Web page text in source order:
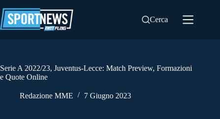
al
contenuto
Cerca
Serie A 2022/23, Juventus-Lecce: Match Preview, Formazioni
e Quote Online
Redazione MME 7 Giugno 2023